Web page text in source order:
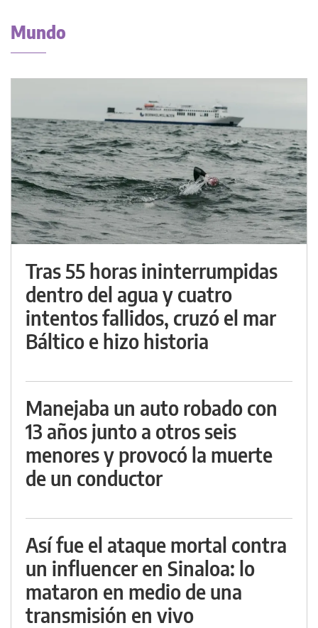
Mundo
Tras 55 horas ininterrumpidas
dentro del agua y cuatro
intentos fallidos, cruzó el mar
Báltico e hizo historia
Manejaba un auto robado con
13 años junto a otros seis
menores y provocó la muerte
de un conductor
Así fue el ataque mortal contra
un influencer en Sinaloa: lo
mataron en medio de una
transmisión en vivo